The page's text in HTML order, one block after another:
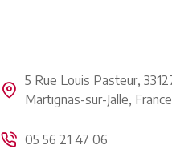
5 Rue Louis Pasteur,
Martignas-sur-Jalle, France
05 56 21 47 06